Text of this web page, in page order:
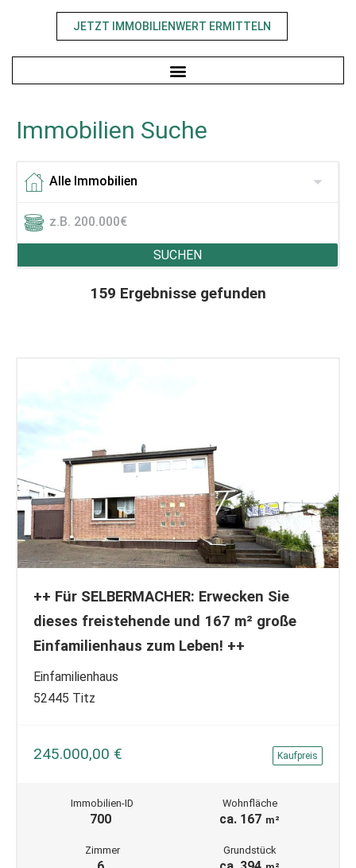
JETZT IMMOBILIENWERT ERMITTELN
Immobilien Suche
SUCHEN
159 Ergebnisse gefunden
++ Für SELBERMACHER: Erwecken Sie
dieses freistehende und 167 m² große
Einfamilienhaus zum Leben! ++
Einfamilienhaus
52445 Titz
245.000,00 € Kaufpreis
Immobilien-ID
700
Wohnfläche
ca. 167 m²
Zimmer Grundstück